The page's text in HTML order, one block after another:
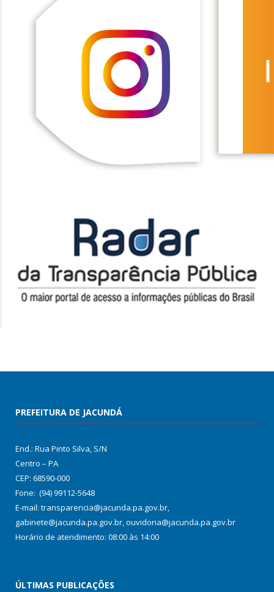
PREFEITURA DE JACUNDÁ
End.: Rua Pinto Silva, S/N
Centro – PA
CEP: 68590-000
Fone: (94) 99112-5648
E-mail: transparencia@jacunda.pa.gov.br,
gabinete@jacunda.pa.gov.br, ouvidoria@jacunda.pa.gov.br
Horário de atendimento: 08:00 às 14:00
ÚLTIMAS PUBLICAÇÕES